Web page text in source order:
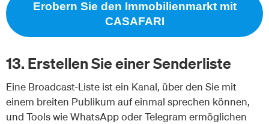
Erobern Sie den Immobilienmarkt mit
CASAFARI
13. Erstellen Sie einer Senderliste
Eine Broadcast-Liste ist ein Kanal, über den Sie mit
einem breiten Publikum auf einmal sprechen können,
und Tools wie WhatsApp oder Telegram ermöglichen